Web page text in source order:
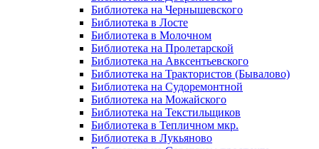
Библиотека на Чернышевского
Библиотека в Лосте
Библиотека в Молочном
Библиотека на Пролетарской
Библиотека на Авксентьевского
Библиотека на Трактористов (Бывалово)
Библиотека на Судоремонтной
Библиотека на Можайского
Библиотека на Текстильщиков
Библиотека в Тепличном мкр.
Библиотека в Лукьяново